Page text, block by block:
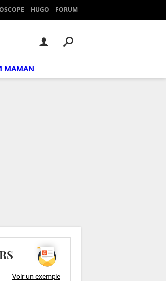
HUGO FORUM
MAMAN
Voir un exemple